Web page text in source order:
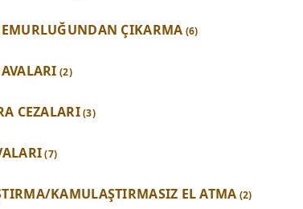
ÇIKARMA (6)
(2)
CEZALARI(3)
(7)
KAMULAŞTIRMASIZ EL ATMA (2)